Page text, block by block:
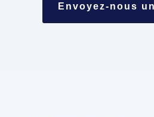
Envoyez-nous